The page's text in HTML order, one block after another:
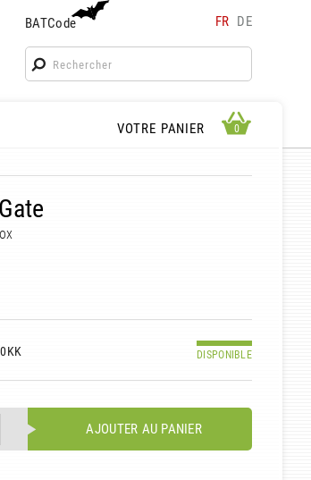
BATCode FR DE
BATCode
Rentrez votre BATCode et validez
VOTRE PANIER 0 0
DISPONIBLE
AJOUTER AU PANIER